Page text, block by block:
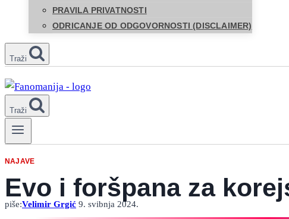
PRAVILA PRIVATNOSTI
ODRICANJE OD ODGOVORNOSTI (DISCLAIMER)
Traži
Traži
NAJAVE
Evo i foršpana za
piše:Velimir Grgić 9. svibnja 2024.